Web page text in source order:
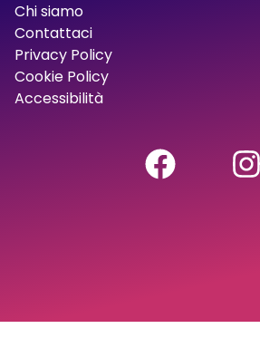
Chi siamo
Contattaci
Privacy Policy
Cookie Policy
Accessibilità